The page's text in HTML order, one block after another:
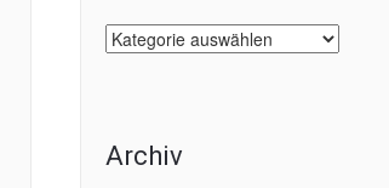
Kategorien
Archiv